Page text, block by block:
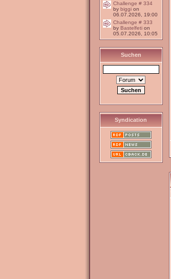
Challenge # 334
by biggion
06.07.2026, 19:00
Challenge # 333
by Bastelfetion
05.07.2026, 10:05
Suchen
Syndication